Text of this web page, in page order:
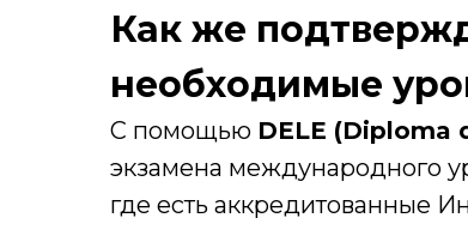
Как же
необходимые
С помощью DELE (Diploma
экзамена международного
где есть аккредитованные